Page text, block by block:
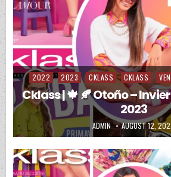
Posted in
2022 2023 CKLASS CKLASS
Cklass | 🍁 🍂 Otoño –
2023
AUTHOR:
ADMIN PUBLISHED
AUGUST 12,